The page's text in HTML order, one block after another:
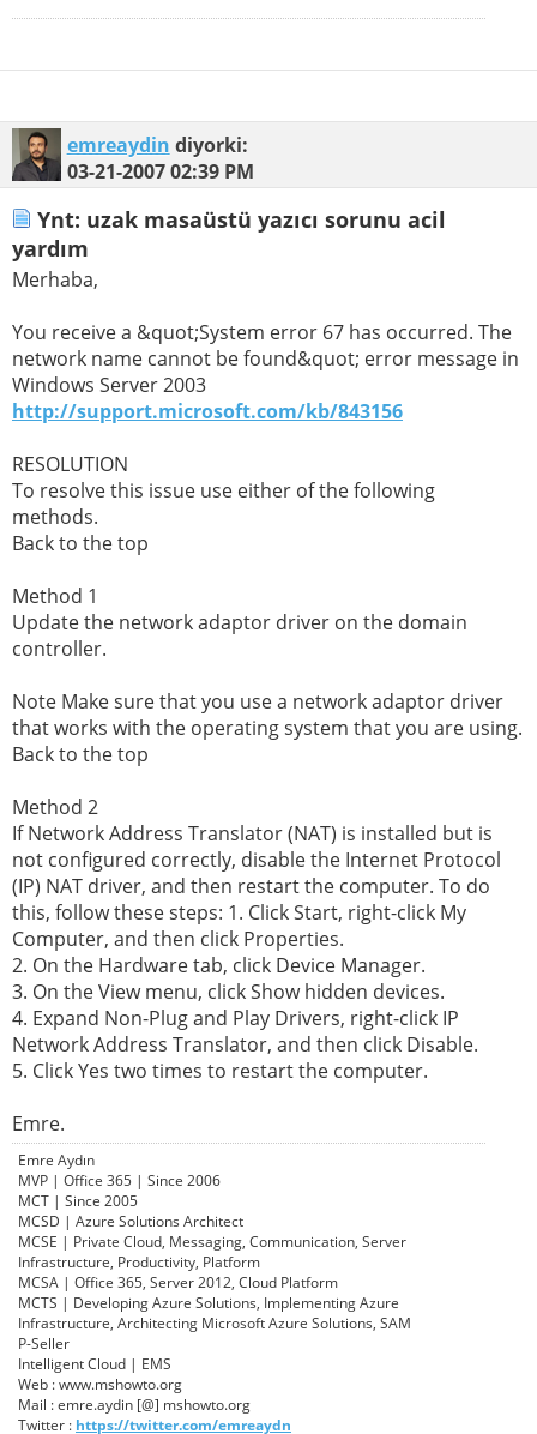
emreaydin diyorki:
03-21-200702:39 PM
Ynt: uzak masaüstü yazıcı sorunu acil
yardım
Merhaba,
You receive a &quot;System error 67 has occurred. The
network name cannot be found&quot; error message in
Windows Server 2003
http://support.microsoft.com/kb/843156
RESOLUTION
To resolve this issue use either of the following
methods.
Back to the top
Method 1
Update the network adaptor driver on the domain
controller.
Note Make sure that you use a network adaptor driver
that works with the operating system that you are using.
Back to the top
Method 2
If Network Address Translator (NAT) is installed but is
not configured correctly, disable the Internet Protocol
(IP) NAT driver, and then restart the computer. To do
this, follow these steps: 1. Click Start, right-click My
Computer, and then click Properties.
2. On the Hardware tab, click Device Manager.
3. On the View menu, click Show hidden devices.
4. Expand Non-Plug and Play Drivers, right-click IP
Network Address Translator, and then click Disable.
5. Click Yes two times to restart the computer.
Emre.
Emre Aydın
MVP | Office 365 | Since 2006
MCT | Since 2005
MCSD | Azure Solutions Architect
MCSE | Private Cloud, Messaging, Communication, Server
Infrastructure, Productivity, Platform
MCSA | Office 365, Server 2012, Cloud Platform
MCTS | Developing Azure Solutions, Implementing Azure
Infrastructure, Architecting Microsoft Azure Solutions, SAM
P-Seller
Intelligent Cloud | EMS
Web : www.mshowto.org
Mail : emre.aydin [@] mshowto.org
Twitter : https://twitter.com/emreaydn